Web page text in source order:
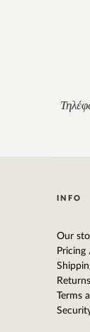
INFO
Our
Pricing
Terms